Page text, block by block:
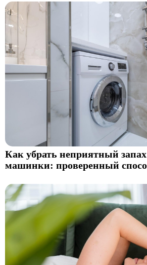
Как убрать неприятный
машинки: проверенный